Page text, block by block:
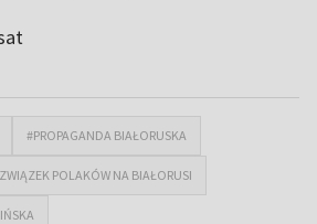
#PROPAGANDA BIAŁORUSKA
POLAKÓW NA BIAŁORUSI